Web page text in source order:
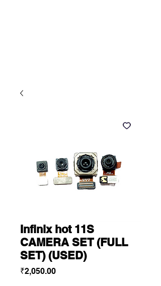
Infinix hot 11S
CAMERA SET (FULL
SET) (USED)
₹2,050.00Price